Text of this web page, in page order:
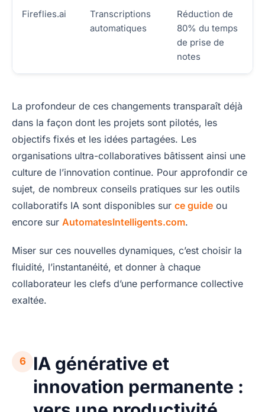
Fireflies.ai
Transcriptions
automatiques
Réduction de
80% du temps
de prise de
notes
La profondeur de ces changements transparaît déjà
dans la façon dont les projets sont pilotés, les
objectifs fixés et les idées partagées. Les
organisations ultra-collaboratives bâtissent ainsi une
culture de l’innovation continue. Pour approfondir ce
sujet, de nombreux conseils pratiques sur les outils
collaboratifs IA sont disponibles sur ce guide ou
encore sur AutomatesIntelligents.com.
Miser sur ces nouvelles dynamiques, c’est choisir la
fluidité, l’instantanéité, et donner à chaque
collaborateur les clefs d’une performance collective
exaltée.
6
IA générative et
innovation permanente :